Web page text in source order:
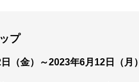
プ
（金）～2023年6月12日（月）